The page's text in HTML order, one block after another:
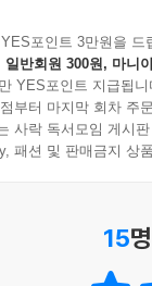
에서 보면 이 비
무조건 열심히
배아줄기세포
포, 2007년에는
역분화줄기세포)
는 것은 줄기세포
‘기회는 준비된
분과 새로운 발
신적 연구로 받
결과로 인해 느
들을 흥미롭게 기
포인트 3만원을 드
일반회원 300원, 마니
YES포인트 지급됩니
부터 마지막 회차 주
사락 독서모임 게시
패션 및 판매금지 상
15